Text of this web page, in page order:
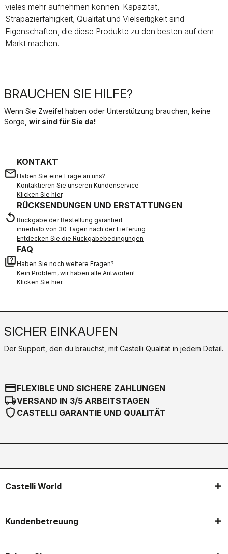
vieles mehr aufnehmen können. Kapazität,
Strapazierfähigkeit, Qualität und Vielseitigkeit sind
Eigenschaften, die diese Produkte zu den besten auf dem
Markt machen.
BRAUCHEN SIE HILFE?
Wenn Sie Zweifel haben oder Unterstützung brauchen, keine
Sorge, wir sind für Sie da!
email
KONTAKT
Haben Sie eine Frage an uns?
Kontaktieren Sie unseren Kundenservice
Klicken Sie hier.
replay
RÜCKSENDUNGEN UND ERSTATTUNGEN
Rückgabe der Bestellung garantiert
innerhalb von 30 Tagen nach der Lieferung
Entdecken Sie die Rückgabebedingungen
quiz
FAQ
Haben Sie noch weitere Fragen?
Kein Problem, wir haben alle Antworten!
Klicken Sie hier.
SICHER EINKAUFEN
Der Support, den du brauchst, mit Castelli Qualität in jedem Detail.
credit_cardFLEXIBLE UND SICHERE ZAHLUNGEN
local_shippingVERSAND IN 3/5 ARBEITSTAGEN
shield CASTELLI GARANTIE UND QUALITÄT
Castelli World
Kundenbetreuung